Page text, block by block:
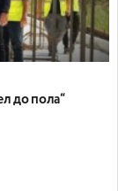
до пола“